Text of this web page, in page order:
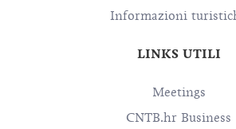
Informazioni
LINKS UTILI
Meetings
CNTB.hr Business